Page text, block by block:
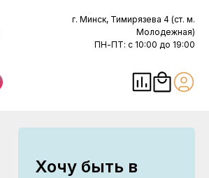
г. Минск, Тимирязева 4 (ст. м.
Молодежная)
ПН-ПТ: с 10:00 до 19:00
Хочу быть в